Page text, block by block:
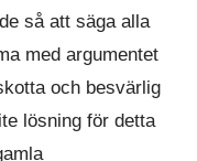
så att säga alla
med argumentet
och besvärlig
lösning för detta